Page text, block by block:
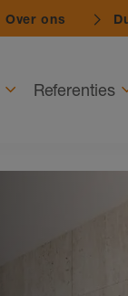
Over ons
Referenties